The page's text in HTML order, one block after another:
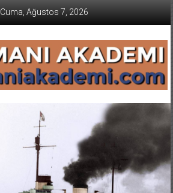
Cuma, Ağustos 7, 2026